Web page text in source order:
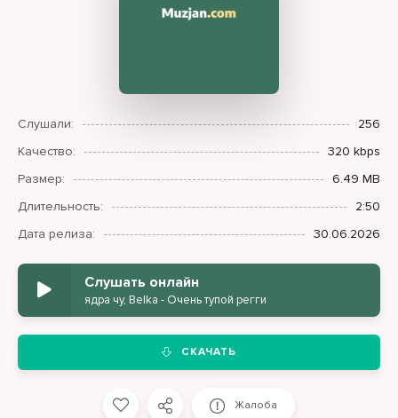
Слушали:
256
Качество:
320 kbps
Размер:
6.49 MB
Длительность:
2:50
Дата релиза:
30.06.2026
Слушать онлайн
ядра чу, Belka - Очень тупой регги
СКАЧАТЬ
Жалоба